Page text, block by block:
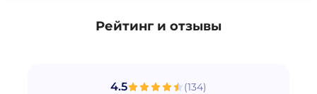
Рейтинг и отзывы
4.5 (134)